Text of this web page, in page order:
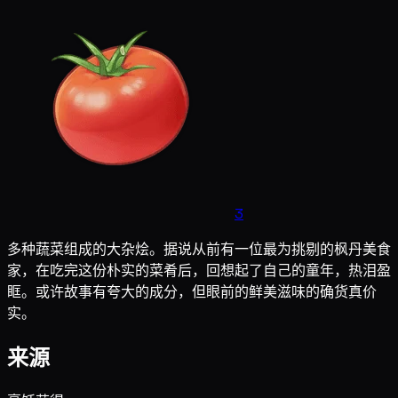
3
多种蔬菜组成的大杂烩。据说从前有一位最为挑剔的枫丹美食
家，在吃完这份朴实的菜肴后，回想起了自己的童年，热泪盈
眶。或许故事有夸大的成分，但眼前的鲜美滋味的确货真价
实。
来源